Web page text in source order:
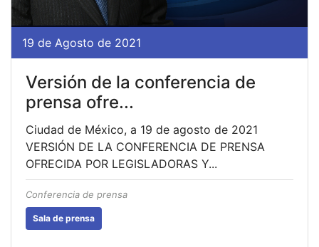
19 de Agosto de 2021
Versión de la conferencia de
prensa ofre...
Ciudad de México, a 19 de agosto de 2021
VERSIÓN DE LA CONFERENCIA DE PRENSA
OFRECIDA POR LEGISLADORAS Y...
Conferencia de prensa
Sala de prensa